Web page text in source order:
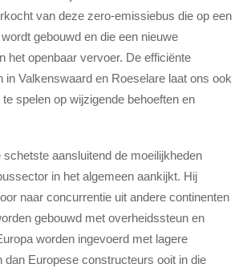
van deze zero-emissiebus die op een
gebouwd en die een nieuwe
het openbaar vervoer. De efficiënte
in Valkenswaard en Roeselare laat ons ook
spelen op wijzigende behoeften en
schetste aansluitend de moeilijkheden
in het algemeen aankijkt. Hij
naar concurrentie uit andere continenten
gebouwd met overheidssteun en
worden ingevoerd met lagere
dan Europese constructeurs ooit in die